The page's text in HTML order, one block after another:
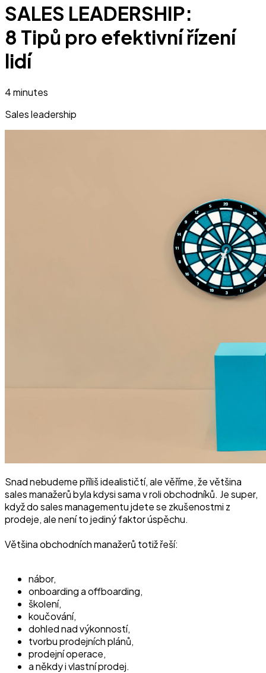
SALES LEADERSHIP:
8 Tipů pro efektivní řízení
lidí
4 minutes
Sales leadership
Snad nebudeme příliš idealističtí, ale věříme, že většina
sales manažerů byla kdysi sama v roli obchodníků. Je super,
když do sales managementu jdete se zkušenostmi z
prodeje, ale není to jediný faktor úspěchu.
Většina obchodních manažerů totiž řeší:
nábor,
onboarding a offboarding,
školení,
koučování,
dohled nad výkonností,
tvorbu prodejních plánů,
prodejní operace,
a někdy i vlastní prodej.